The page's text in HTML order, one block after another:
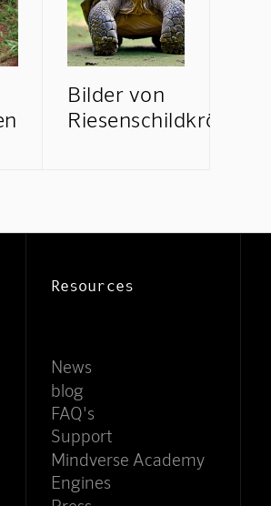
Support
· KI-Assistent
Bilder von
Riesenschildkröten
Resources
News
blog
FAQ's
Support
Mindverse Academy
Engines